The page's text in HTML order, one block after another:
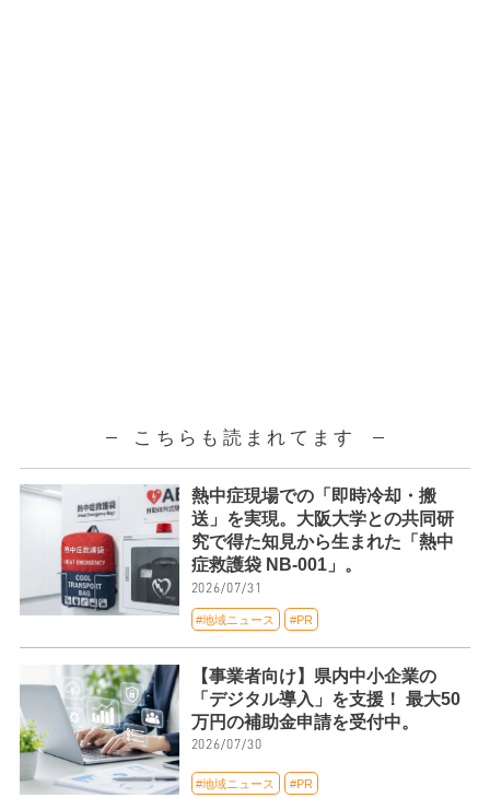
こちらも読まれてます
熱中症現場での「即時冷却・搬
送」を実現。大阪大学との共同研
究で得た知見から生まれた「熱中
症救護袋 NB-001」。
2026/07/31
#地域ニュース #PR
【事業者向け】県内中小企業の
「デジタル導入」を支援！ 最大50
万円の補助金申請を受付中。
2026/07/30
#地域ニュース #PR